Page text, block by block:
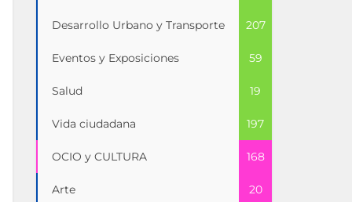
Desarrollo Urbano y Transporte 207
Eventos y Exposiciones 59
Salud 19
Vida ciudadana 197
OCIO y CULTURA 168
Arte 20